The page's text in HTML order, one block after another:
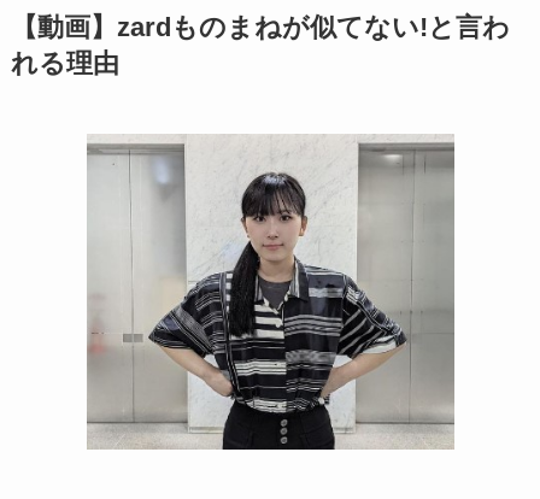
【動画】zardものまねが似てない!と言わ
れる理由